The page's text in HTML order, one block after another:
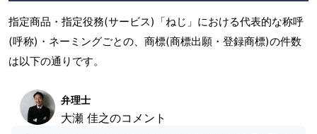
指定商品・指定役務(サービス)「ねじ」における代表的な称呼
(呼称)・ネーミングごとの、商標(商標出願・登録商標)の件数
は以下の通りです。
弁理士
大瀬 佳之のコメント